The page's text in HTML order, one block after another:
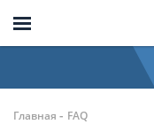
Главная - FAQ